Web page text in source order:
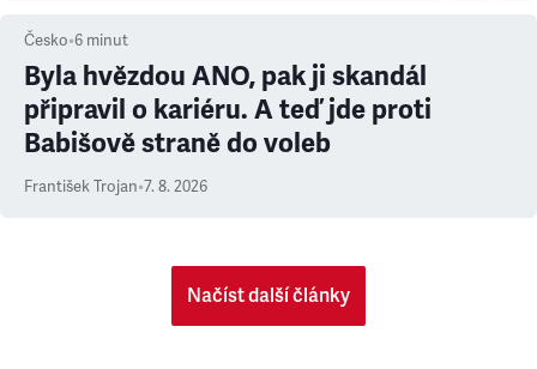
Česko•6 minut
Byla hvězdou ANO, pak ji skandál
připravil o kariéru. A teď jde proti
Babišově straně do voleb
František Trojan•7. 8. 2026
Načíst další články